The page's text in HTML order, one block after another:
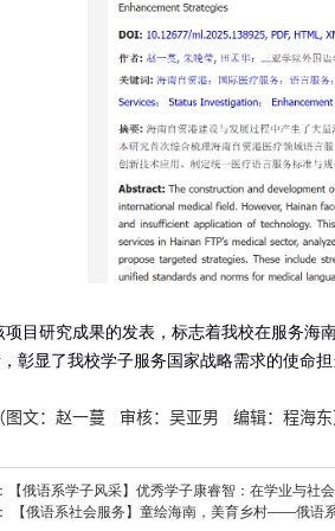
项目研究成果的发表，标志着我校在服务海
彰显了我校学子服务国家战略需求的使命担
图文：赵一蔓 审核：吴亚男 编辑：程海东
【俄语系学子风采】优秀学子康睿智：在学业与社
【俄语系社会服务】童绘海南，美育乡村——俄语